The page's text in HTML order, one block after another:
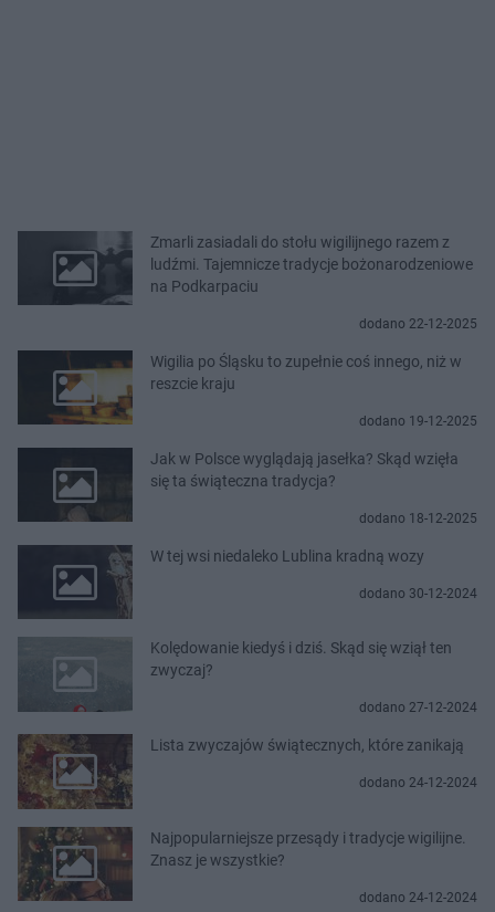
Zmarli zasiadali do stołu wigilijnego razem z
ludźmi. Tajemnicze tradycje bożonarodzeniowe
na Podkarpaciu
dodano 22-12-2025
Wigilia po Śląsku to zupełnie coś innego, niż w
reszcie kraju
dodano 19-12-2025
Jak w Polsce wyglądają jasełka? Skąd wzięła
się ta świąteczna tradycja?
dodano 18-12-2025
W tej wsi niedaleko Lublina kradną wozy
dodano 30-12-2024
Kolędowanie kiedyś i dziś. Skąd się wziął ten
zwyczaj?
dodano 27-12-2024
Lista zwyczajów świątecznych, które zanikają
dodano 24-12-2024
Najpopularniejsze przesądy i tradycje wigilijne.
Znasz je wszystkie?
dodano 24-12-2024